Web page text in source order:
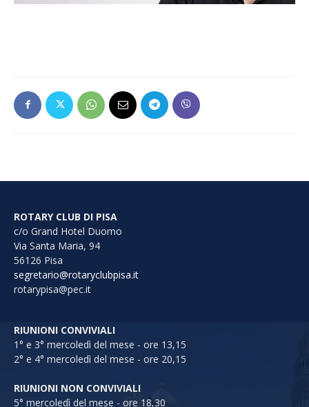
ROTARY CLUB DI PISA
c/o Grand Hotel Duomo
Via Santa Maria, 94
56126 Pisa
segretario@rotaryclubpisa.it
rotarypisa@pec.it
RIUNIONI CONVIVIALI
1° e 3° mercoledì del mese - ore 13,15
2° e 4° mercoledì del mese - ore 20,15
RIUNIONI NON CONVIVIALI
5° mercoledì del mese - ore 18,30